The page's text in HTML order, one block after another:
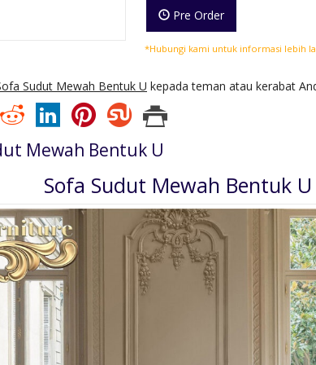
Pre Order
*Hubungi kami untuk informasi lebih
Sudut Mewah Bentuk U kepada teman atau kerabat
Mewah Bentuk U
Sofa Sudut Mewah Bentuk U